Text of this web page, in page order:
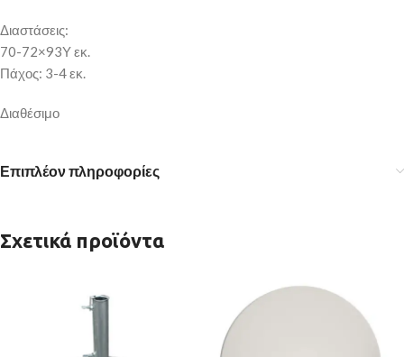
Διαστάσεις:
70-72×93Υ εκ.
Πάχος: 3-4 εκ.
Διαθέσιμο
Επιπλέον πληροφορίες
Σχετικά προϊόντα